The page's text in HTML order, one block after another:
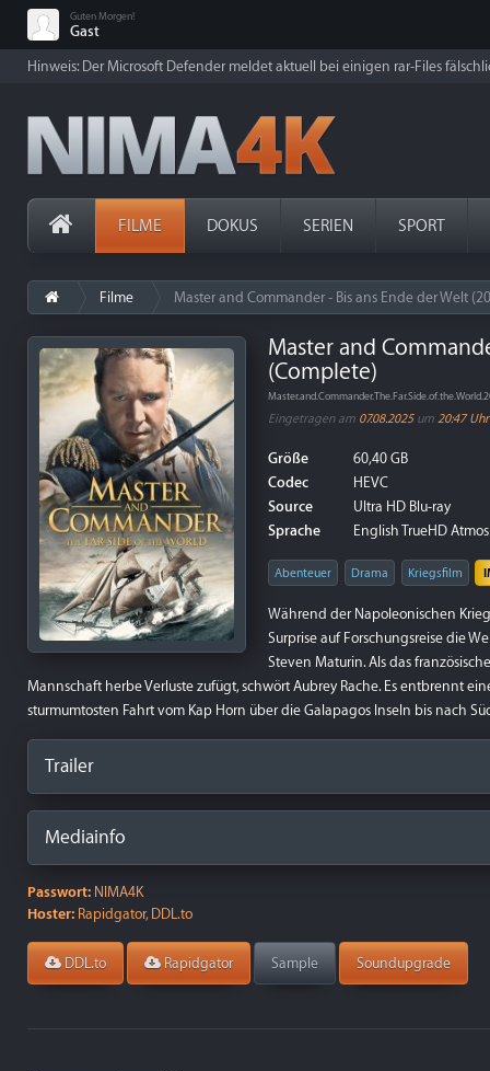
Guten Morgen!
Gast
Hinweis: Der Microsoft Defender meldet aktuell bei einigen rar-Files
FILME DOKUS SERIEN SPORT
Filme Master and Commander - Bis ans Ende der Welt
Master and
(Complete)
Eingetragen am 07.08.2025um 20:47 Uhr
Größe
60,40 GB
Codec
HEVC
Source
Ultra HD Blu-ray
Sprache
English TrueHD
Abenteuer Drama Kriegsfilm
Während der Napoleonischen
Surprise auf Forschungsreise die
Steven Maturin. Als das
Mannschaft herbe Verluste zufügt, schwört Aubrey Rache. Es entbrennt
sturmumtosten Fahrt vom Kap Horn über die Galapagos Inseln bis nach
Trailer
Mediainfo
Passwort: NIMA4K
Hoster: Rapidgator, DDL.to
DDL.to Rapidgator Sample Soundupgrade